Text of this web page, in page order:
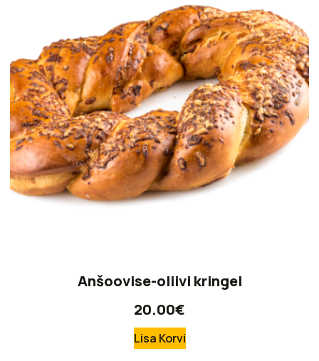
Anšoovise-oliivi kringel
20.00€
Lisa Korvi